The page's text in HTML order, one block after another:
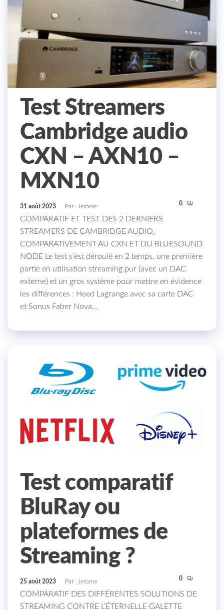
Test Streamers
Cambridge audio
CXN – AXN10 –
MXN10
31 août 2023 Par Jerome 0
COMPARATIF ET TEST DES 2 DERNIERS
STREAMERS DE CAMBRIDGE AUDIO,
COMPARATIVEMENT AU CXN ET DU BLUESOUND
NODE Le test s’est déroulé en 2 temps, une première
partie en utilisation streaming pur (avec un DAC
externe) et un gros système pour mettre en évidence
les différences : Heed Lagrange avec sa carte DAC
et Sonus Faber Nova…
Test comparatif
BluRay ou
plateformes de
Streaming ?
25 août 2023 Par Jerome 0
COMPARATIF DES DIFFÉRENTES SOLUTIONS DE
STREAMING CONTRE L’ÉTERNELLE GALETTE